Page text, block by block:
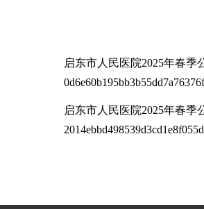
启东市人民医院2025年春
启东市人民医院2025年春季